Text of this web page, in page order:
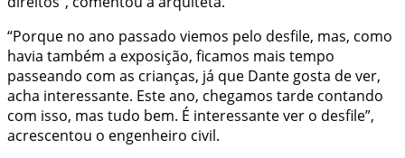
“Porque no ano passado viemos pelo desfile, mas, como
havia também a exposição, ficamos mais tempo
passeando com as crianças, já que Dante gosta de ver,
acha interessante. Este ano, chegamos tarde contando
com isso, mas tudo bem. É interessante ver o desfile”,
acrescentou o engenheiro civil.